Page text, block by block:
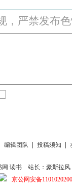
，严禁发布
编辑团队 投稿须知
网 读书
站长：豪斯拉风
京公网安备